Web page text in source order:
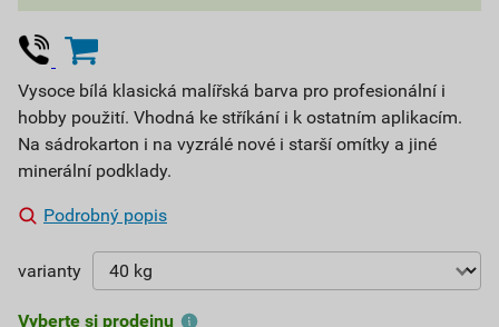
Vysoce bílá klasická malířská barva pro profesionální i
hobby použití. Vhodná ke stříkání i k ostatním aplikacím.
Na sádrokarton i na vyzrálé nové i starší omítky a jiné
minerální podklady.
Podrobný popis
varianty
Vyberte si prodejnu